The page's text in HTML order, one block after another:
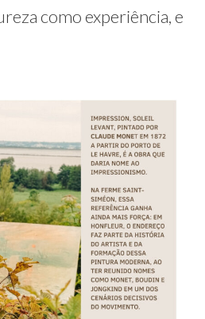
como experiência, e